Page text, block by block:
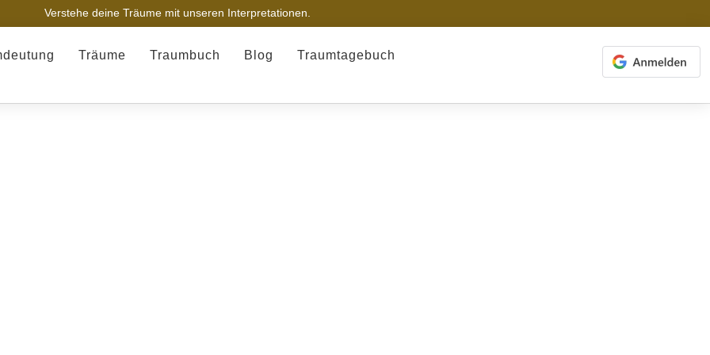
Verstehe deine Träume mit unseren Interpretationen.
Träume Traumbuch Blog Traumtagebuch